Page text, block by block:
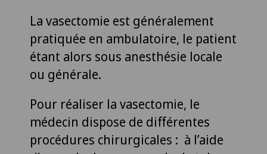
La vasectomie est généralement
pratiquée en ambulatoire, le patient
étant alors sous anesthésie locale
ou générale.
Pour réaliser la vasectomie, le
médecin dispose de différentes
procédures chirurgicales : à l’aide